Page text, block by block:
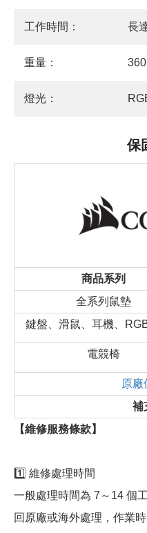
工作時間： 長
重量：
燈光：
保
商品系列
全系列鼠墊
鍵盤、滑鼠、耳機、
電競椅
原廠
補
【維修服務條款】
1️⃣ 維修處理時間
一般處理時間為 7～14 個
回原廠或海外處理，作業